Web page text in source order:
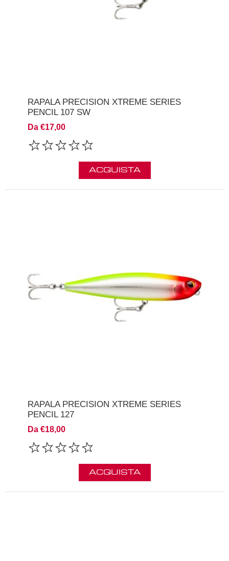
RAPALA PRECISION XTREME SERIES
PENCIL 107 SW
Da €17,00
ACQUISTA
RAPALA PRECISION XTREME SERIES
PENCIL 127
Da €18,00
ACQUISTA